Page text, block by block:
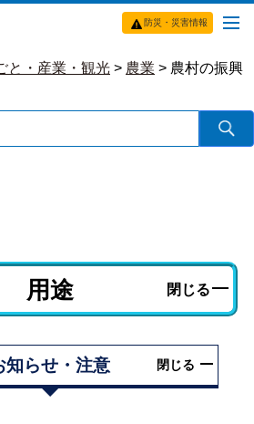
防災・災害情報
と・産業・観光 > 農業 > 農村の振興
用途 閉じる
知らせ・注意 閉じる